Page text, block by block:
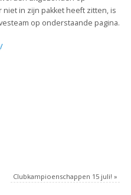
in zijn pakket heeft zitten, is
op onderstaande pagina.
Clubkampioenschappen 15 juli!»